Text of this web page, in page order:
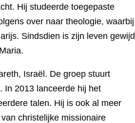
Hij studeerde toegepaste
over naar theologie, waarbij
Sindsdien is zijn leven gewijd
Israël. De groep stuurt
In 2013 lanceerde hij het
talen. Hij is ook al meer
christelijke missionaire